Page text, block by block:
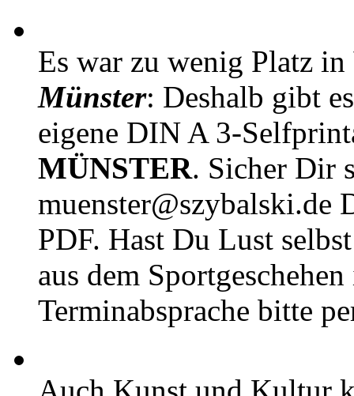
Es war zu wenig Platz in
Münster: Deshalb gibt
eigene DIN A 3-
MÜNSTER. Sicher Dir
muenster@szybalski.de
PDF. Hast Du Lust
aus dem
Terminabsprache bitte